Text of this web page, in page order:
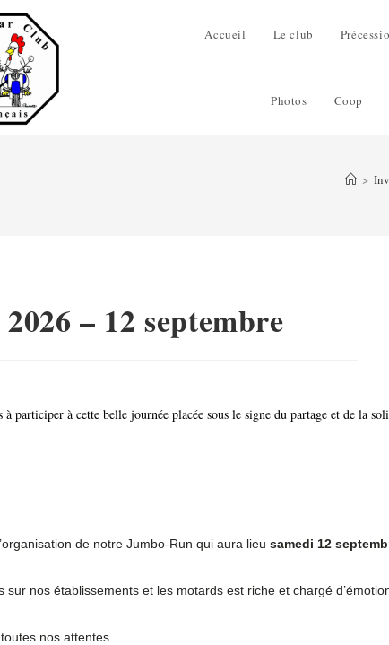
Accueil Le club
Photos Coop
>
– 12 septembre
participer à cette belle journée placée sous le signe du partage et de la
de notre Jumbo-Run qui aura lieu samedi 12
nos établissements et les motards est riche et chargé
nos attentes.